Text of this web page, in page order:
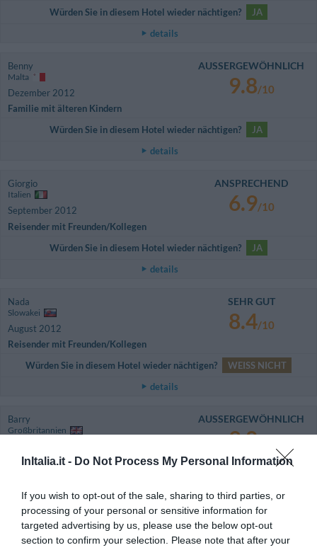
InItalia.it - Do Not Process My Personal Information
If you wish to opt-out of the sale, sharing to third parties, or
processing of your personal or sensitive information for
targeted advertising by us, please use the below opt-out
section to confirm your selection. Please note that after your
Würden Sie in diesem Hotel wieder nächtigen?
JA
details
Benny
Malta
Dezember 2012
Familie mit älteren Kindern
AUSSERGEWÖHNLICH
9.8/10
Würden Sie in diesem Hotel wieder nächtigen?
JA
details
Giorgio
Italien
September 2012
Reisender mit Freunden/Kollegen
ANSPRECHEND
6.9/10
Würden Sie in diesem Hotel wieder nächtigen?
JA
details
Nada
Slowakei
August 2012
Reisender mit Freunden/Kollegen
SEHR GUT
8.4/10
Würden Sie in diesem Hotel wieder nächtigen?
WEISS NICHT
details
Barry
Großbritannien
Paar über 35 Jahre
AUSSERGEWÖHNLICH
9.8
Recommended.
Würden Sie in diesem Hotel wieder nächtigen?
JA
details